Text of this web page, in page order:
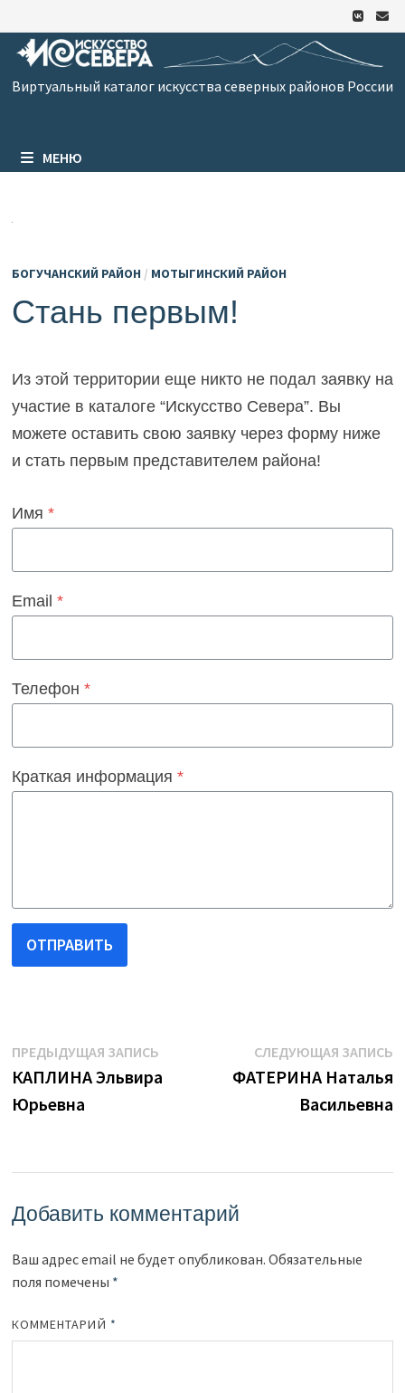
к
содержимому
Виртуальный каталог искусства северных районов России
МЕНЮ
БОГУЧАНСКИЙ РАЙОН / МОТЫГИНСКИЙ РАЙОН
Стань первым!
Из этой территории еще никто не подал заявку на
участие в каталоге “Искусство Севера”. Вы
можете оставить свою заявку через форму ниже
и стать первым представителем района!
Имя *
Email *
Телефон *
Краткая информация *
ОТПРАВИТЬ
Навигация
по
записям
ПРЕДЫДУЩАЯ ЗАПИСЬПредыдущая
запись:
КАПЛИНА Эльвира
Юрьевна
СЛЕДУЮЩАЯ ЗАПИСЬ
ФАТЕРИНА Наталья
Васильевна
Добавить комментарий
Ваш адрес email не будет опубликован. Обязательные
поля помечены *
КОММЕНТАРИЙ *